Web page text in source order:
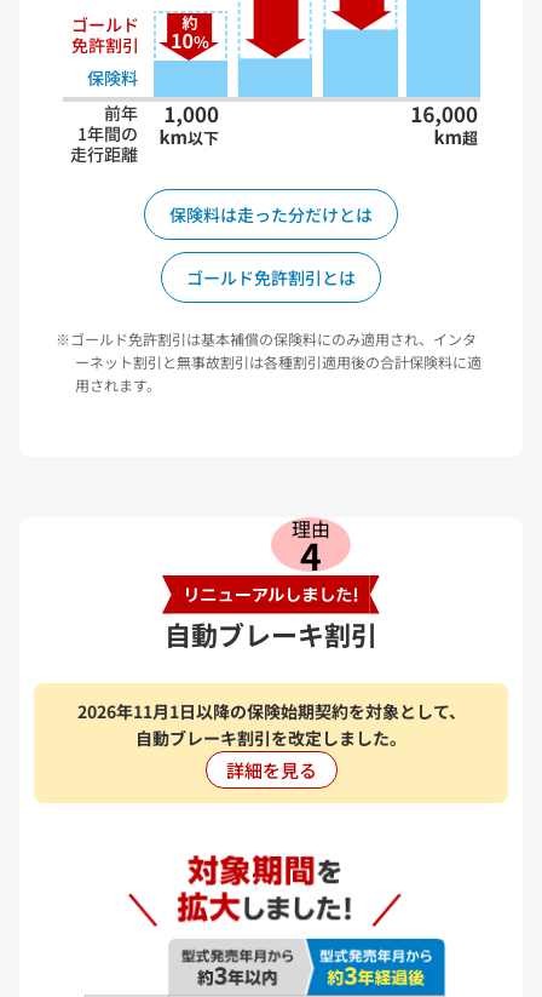
保険料は走った分だけとは
ゴールド免許割引とは
ゴールド免許割引は基本補償の保険料にのみ適用され、インタ
ーネット割引と無事故割引は各種割引適用後の合計保険料に適
用されます。
理由
4
自動ブレーキ割引
2026年11月1日以降の保険始期契約を対象として、
自動ブレーキ割引を改定しました。
詳細を見る